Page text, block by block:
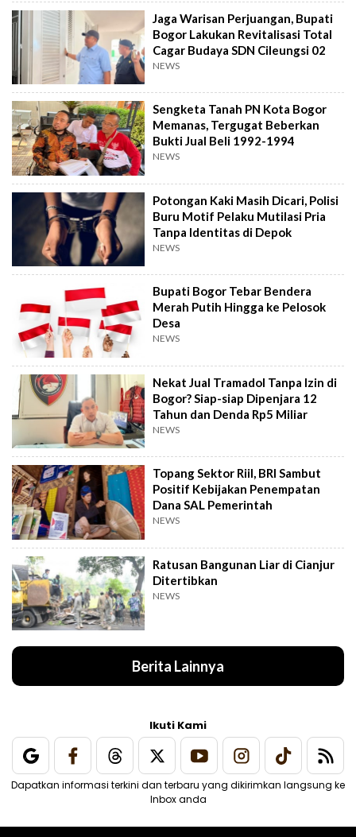
Jaga Warisan Perjuangan, Bupati
Bogor Lakukan Revitalisasi Total
Cagar Budaya SDN Cileungsi 02
NEWS
Sengketa Tanah PN Kota Bogor
Memanas, Tergugat Beberkan
Bukti Jual Beli 1992-1994
NEWS
Potongan Kaki Masih Dicari, Polisi
Buru Motif Pelaku Mutilasi Pria
Tanpa Identitas di Depok
NEWS
Bupati Bogor Tebar Bendera
Merah Putih Hingga ke Pelosok
Desa
NEWS
Nekat Jual Tramadol Tanpa Izin di
Bogor? Siap-siap Dipenjara 12
Tahun dan Denda Rp5 Miliar
NEWS
Topang Sektor Riil, BRI Sambut
Positif Kebijakan Penempatan
Dana SAL Pemerintah
NEWS
Ratusan Bangunan Liar di Cianjur
Ditertibkan
NEWS
Berita Lainnya
Ikuti Kami
Dapatkan informasi terkini dan terbaru yang dikirimkan langsung ke
Inbox anda